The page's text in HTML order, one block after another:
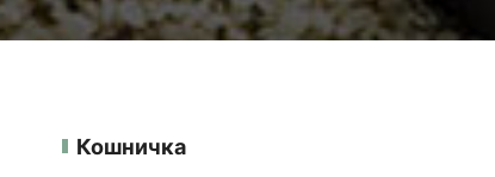
Кошничка